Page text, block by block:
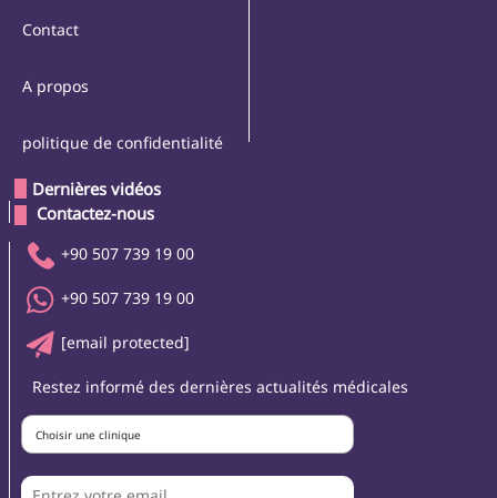
Contact
A propos
politique de confidentialité
Dernières vidéos
Contactez-nous
+90 507 739 19 00
+90 507 739 19 00
[email protected]
Restez informé des dernières actualités médicales
Choisir une clinique